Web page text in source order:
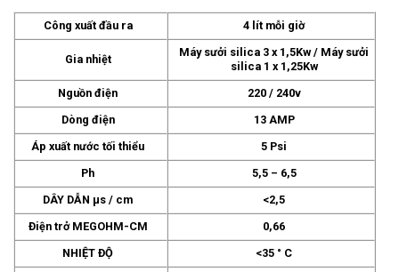
Công xuất đầu ra 4 lít mỗi giờ
Gia nhiệt
Máy sưởi silica 3 x 1,5Kw / Máy sưởi
silica 1 x 1,25Kw
Nguồn điện
220 / 240v
Dòng điện
13 AMP
Áp xuất nước tối thiểu
5 Psi
Ph
5,5 – 6,5
DÂY DẪN µs / cm
<2,5
Điện trở MEGOHM-CM
0,66
NHIỆT ĐỘ
<35 ° C